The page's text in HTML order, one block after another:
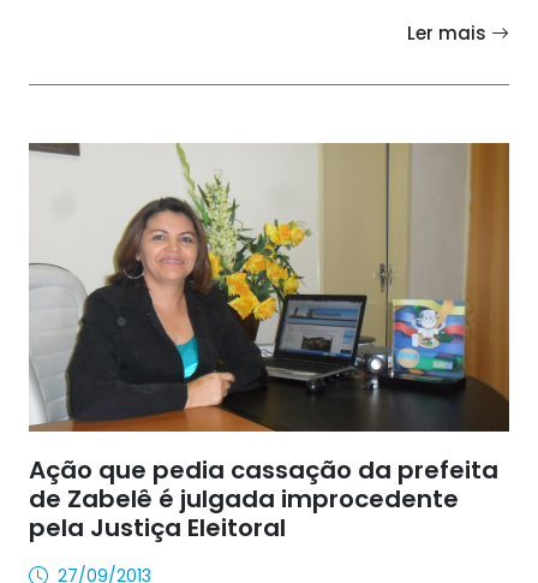
Ler mais
Ação que pedia cassação da prefeita
de Zabelê é julgada improcedente
pela Justiça Eleitoral
27/09/2013